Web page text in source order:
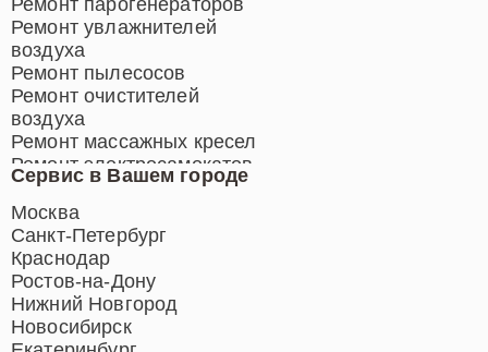
Сервис в Вашем городе
Москва
Санкт-Петербург
Краснодар
Ростов-на-Дону
Нижний Новгород
Новосибирск
Ремонт увлажнителей
воздуха
Ремонт пылесосов
Ремонт очистителей
воздуха
Ремонт массажных кресел
Ремонт электросамокатов
Ремонт индукционных плит
Ремонт роботов-пылесосов
Ремонт гладильных систем
Ремонт отпаривателей
Ремонт вертикальных
пылесосов